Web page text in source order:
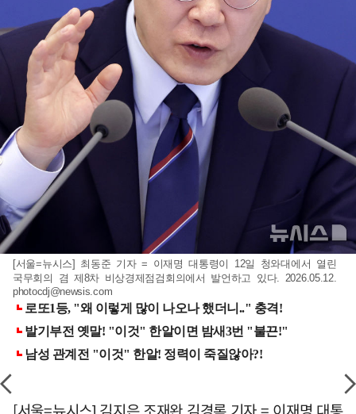
[서울=뉴시스] 최동준 기자 = 이재명 대통령이 12일 청와대에서 열린
국무회의 겸 제8차 비상경제점검회의에서 발언하고 있다. 2026.05.12.
photocdj@newsis.com